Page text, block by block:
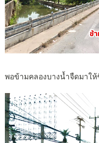
พอข้ามคลองบางน้ำจืดมาให้